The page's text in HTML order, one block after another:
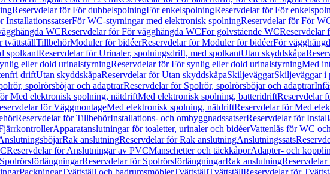
Reservdelar för För dubbelspolningFör enkelspolningReservdelar för För
InstallationssatserFör WC-styrningar med elektronisk spolningReservdelar för För
WCReservdelar för För vägghängda WCFör golvstående WCReservdelar
tvättställTillbehörModuler för bidéerReservdelar för Moduler för bidéerFör
spolkantReservdelar för Urinaler, spolningsdrift, med spolkantUtan skyddskåpa
eller dold urinalstyrningReservdelar för För synlig eller dold urinalstyrningMed
driftUtan skyddskåpaReservdelar för Utan skyddskåpaSkiljeväggarSkiljeväggar i
spolrörsböjar och adaptrarReservdelar för Spolrör, spolrörsböjar och adaptrar
Med elektronisk spolning, nätdriftMed elektronisk spolning, batteridriftReservdelar
för VäggmontageMed elektronisk spolning, nätdriftReservdelar för Med
Reservdelar för TillbehörInstallations- och ombyggnadssatserReservdelar för
Apparatanslutningar för toaletter, urinaler och bidéerVattenlås för WC
Rak anslutningReservdelar för Rak anslutningAnslutningssats
Reservdelar för Anslutningar av PVCManschetter och täckkåporAdapter- och
SpolrörsförlängningarReservdelar för SpolrörsförlängningarRak anslutning
PackningarTvättställ och badrumsmöblerTvättställTvättställReservdelar för